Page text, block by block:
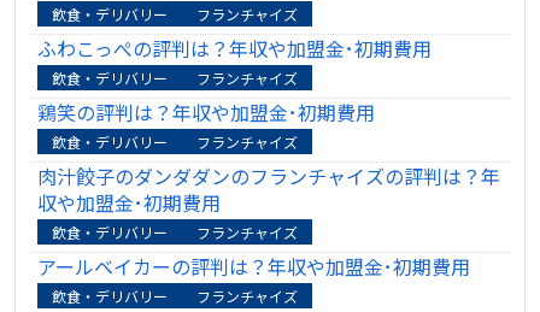
飲食・デリバリー フランチャイズ
ふわこっぺの評判は？年収や加盟金･初期費用
飲食・デリバリー フランチャイズ
鶏笑の評判は？年収や加盟金･初期費用
飲食・デリバリー フランチャイズ
肉汁餃子のダンダダンのフランチャイズの評判は？年
収や加盟金･初期費用
飲食・デリバリー フランチャイズ
アールベイカーの評判は？年収や加盟金･初期費用
飲食・デリバリー フランチャイズ